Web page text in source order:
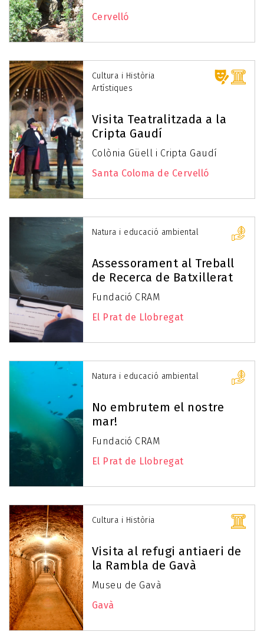
Cervelló
Cultura i Història
Artístiques
Visita Teatralitzada a la
Cripta Gaudí
Colònia Güell i Cripta Gaudí
Santa Coloma de Cervelló
Natura i educació ambiental
Assessorament al Treball
de Recerca de Batxillerat
Fundació CRAM
El Prat de Llobregat
Natura i educació ambiental
No embrutem el nostre
mar!
Fundació CRAM
El Prat de Llobregat
Cultura i Història
Visita al refugi antiaeri de
la Rambla de Gavà
Museu de Gavà
Gavà